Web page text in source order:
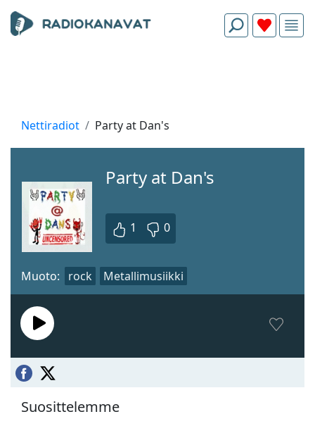
Nettiradiot Party at Dan's
Party at Dan's
1 0
Muoto: rock Metallimusiikki
Suosittelemme